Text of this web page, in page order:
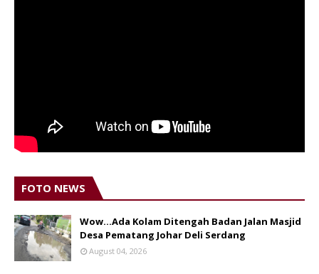
FOTO NEWS
Wow...Ada Kolam Ditengah Badan Jalan Masjid
Desa Pematang Johar Deli Serdang
August 04, 2026